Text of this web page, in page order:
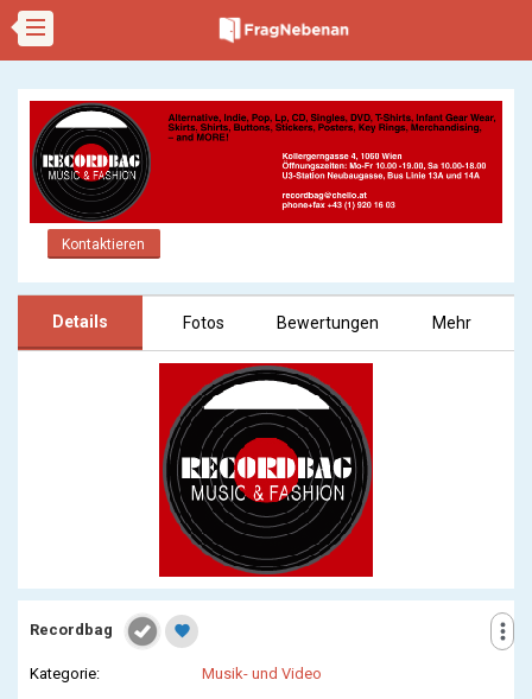
Kontaktieren
Details Fotos Bewertungen Mehr
more_vert
Recordbag favorite
Kategorie: Musik- und Video